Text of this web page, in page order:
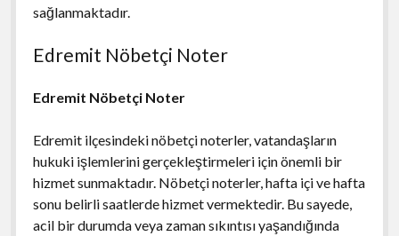
sağlanmaktadır.
Edremit Nöbetçi Noter
Edremit Nöbetçi Noter
Edremit ilçesindeki nöbetçi noterler, vatandaşların
hukuki işlemlerini gerçekleştirmeleri için önemli bir
hizmet sunmaktadır. Nöbetçi noterler, hafta içi ve hafta
sonu belirli saatlerde hizmet vermektedir. Bu sayede,
acil bir durumda veya zaman sıkıntısı yaşandığında